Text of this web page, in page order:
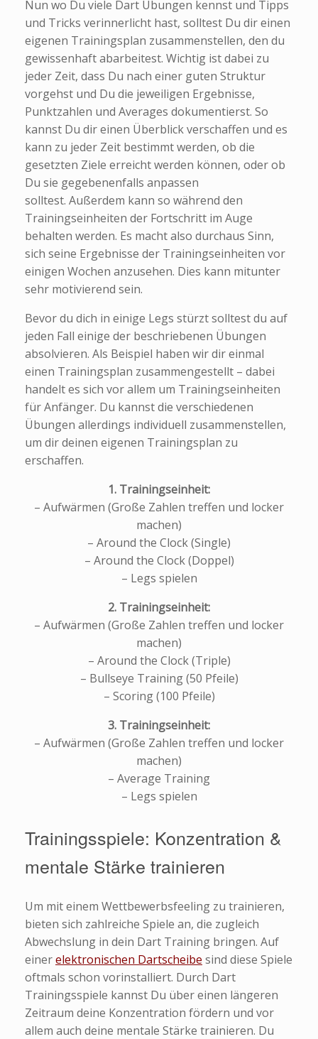
Nun wo Du viele Dart Übungen kennst und Tipps
und Tricks verinnerlicht hast, solltest Du dir einen
eigenen Trainingsplan zusammenstellen, den du
gewissenhaft abarbeitest. Wichtig ist dabei zu
jeder Zeit, dass Du nach einer guten Struktur
vorgehst und Du die jeweiligen Ergebnisse,
Punktzahlen und Averages dokumentierst. So
kannst Du dir einen Überblick verschaffen und es
kann zu jeder Zeit bestimmt werden, ob die
gesetzten Ziele erreicht werden können, oder ob
Du sie gegebenenfalls anpassen
solltest. Außerdem kann so während den
Trainingseinheiten der Fortschritt im Auge
behalten werden. Es macht also durchaus Sinn,
sich seine Ergebnisse der Trainingseinheiten vor
einigen Wochen anzusehen. Dies kann mitunter
sehr motivierend sein.
Bevor du dich in einige Legs stürzt solltest du auf
jeden Fall einige der beschriebenen Übungen
absolvieren. Als Beispiel haben wir dir einmal
einen Trainingsplan zusammengestellt – dabei
handelt es sich vor allem um Trainingseinheiten
für Anfänger. Du kannst die verschiedenen
Übungen allerdings individuell zusammenstellen,
um dir deinen eigenen Trainingsplan zu
erschaffen.
1. Trainingseinheit:
– Aufwärmen (Große Zahlen treffen und locker
machen)
– Around the Clock (Single)
– Around the Clock (Doppel)
– Legs spielen
2. Trainingseinheit:
– Aufwärmen (Große Zahlen treffen und locker
machen)
– Around the Clock (Triple)
– Bullseye Training (50 Pfeile)
– Scoring (100 Pfeile)
3. Trainingseinheit:
– Aufwärmen (Große Zahlen treffen und locker
machen)
– Average Training
– Legs spielen
Trainingsspiele: Konzentration &
mentale Stärke trainieren
Um mit einem Wettbewerbsfeeling zu trainieren,
bieten sich zahlreiche Spiele an, die zugleich
Abwechslung in dein Dart Training bringen. Auf
einerelektronischen Dartscheibe sind diese Spiele
oftmals schon vorinstalliert. Durch Dart
Trainingsspiele kannst Du über einen längeren
Zeitraum deine Konzentration fördern und vor
allem auch deine mentale Stärke trainieren. Du